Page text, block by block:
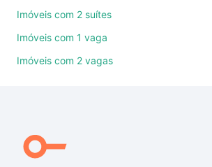
quartos, suítes, com ou sem vaga
combinar perfeitamente com o
festas ou área verde e encontrar
Sorocaba, SP?
Imóveis com 2 suítes
Imóveis com 1 vaga
Imóveis com 2 vagas